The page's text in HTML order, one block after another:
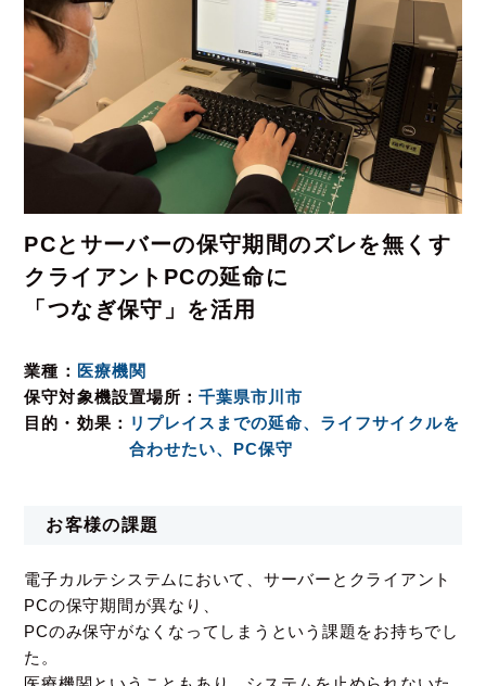
PCとサーバーの保守期間のズレを無くす
クライアントPCの延命に
「つなぎ保守」を活用
業種
医療機関
保守対象機設置場所
千葉県市川市
目的・効果
リプレイスまでの延命、ライフサイクルを
合わせたい、PC保守
お客様の課題
電子カルテシステムにおいて、サーバーとクライアント
PCの保守期間が異なり、
PCのみ保守がなくなってしまうという課題をお持ちでし
た。